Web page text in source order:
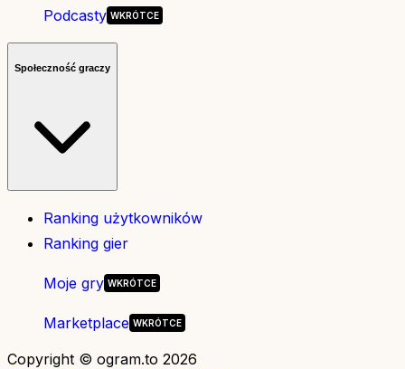
Podcasty
Społeczność graczy
Ranking użytkowników
Ranking gier
Moje gry
Marketplace
Copyright © ogram.to 2026